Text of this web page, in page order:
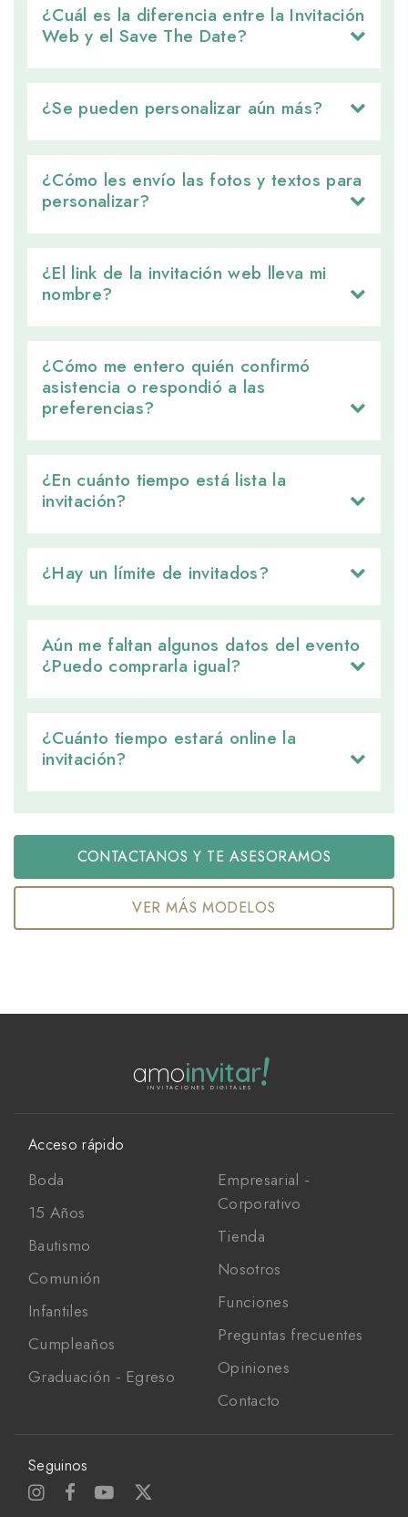
¿Cuál es la diferencia entre la Invitación
Web y el Save The Date?
¿Se pueden personalizar aún más?
¿Cómo les envío las fotos y textos para
personalizar?
¿El link de la invitación web lleva mi
nombre?
¿Cómo me entero quién confirmó
asistencia o respondió a las
preferencias?
¿En cuánto tiempo está lista la
invitación?
¿Hay un límite de invitados?
Aún me faltan algunos datos del evento
¿Puedo comprarla igual?
¿Cuánto tiempo estará online la
invitación?
CONTACTANOS Y TE ASESORAMOS
VER MÁS MODELOS
amoinvitar!
INVITACIONES DIGITALES
Acceso rápido
Boda
15 Años
Bautismo
Comunión
Infantiles
Cumpleaños
Graduación - Egreso
Empresarial -
Corporativo
Tienda
Nosotros
Funciones
Preguntas frecuentes
Opiniones
Contacto
Seguinos